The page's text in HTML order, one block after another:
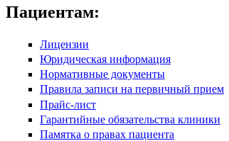
Пациентам:
Лицензии
Юридическая информация
Нормативные документы
Правила записи на первичный прием
Прайс-лист
Гарантийные обязательства клиники
Памятка о правах пациента